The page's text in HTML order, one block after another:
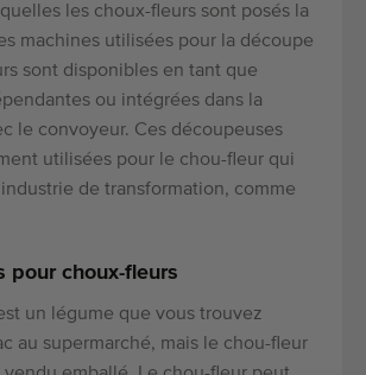
les choux-fleurs sont posés la
machines utilisées pour la découpe
sont disponibles en tant que
ou intégrées dans la
le convoyeur. Ces découpeuses
utilisées pour le chou-fleur qui
de transformation, comme
pour choux-fleurs
un légume que vous trouvez
au supermarché, mais le chou-fleur